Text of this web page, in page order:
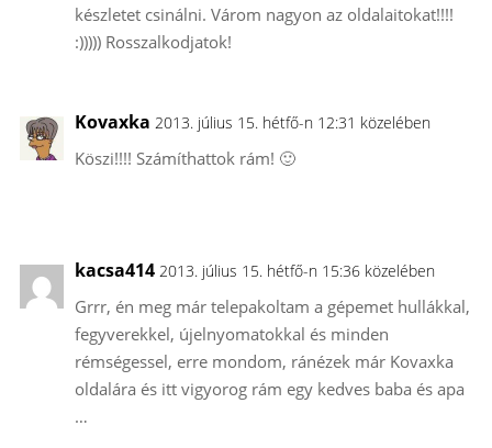
készletet csinálni. Várom nagyon az oldalaitokat!!!!
:))))) Rosszalkodjatok!
Kovaxka 2013. július 15. hétfő-n 12:31 közelében
Köszi!!!! Számíthattok rám! 🙂
kacsa414 2013. július 15. hétfő-n 15:36 közelében
Grrr, én meg már telepakoltam a gépemet hullákkal,
fegyverekkel, újelnyomatokkal és minden
rémségessel, erre mondom, ránézek már Kovaxka
oldalára és itt vigyorog rám egy kedves baba és apa
…